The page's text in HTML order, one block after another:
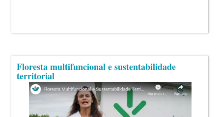
Floresta multifuncional e sustentabilidade
territorial